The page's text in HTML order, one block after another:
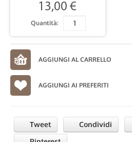
13,00 €
Quantità:
AGGIUNGI AI PREFERITI
Tweet Condividi